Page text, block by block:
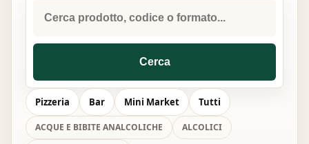
Cerca
Pizzeria Bar Mini Market Tutti
ACQUE E BIBITE ANALCOLICHE
ALCOLICI